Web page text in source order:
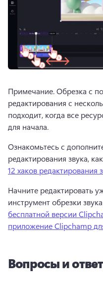
Примечание. Обрезка с
редактирования с
подходит, когда все
для начала.
Ознакомьтесь с
редактирования звука,
12 хаков редактирования
Начните редактировать
инструмент обрезки
бесплатной версии
приложение Clipchamp
Вопросы и